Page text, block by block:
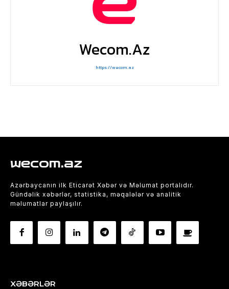
Wecom.az
https://wecom.az
wecom.az
Azərbaycanın ilk Eticarət Xəbər və Məlumat portalıdır.
Gündəlik xəbərlər, statistika, məqalələr və analitik
məlumatlar paylaşılır.
XƏBƏRLƏR